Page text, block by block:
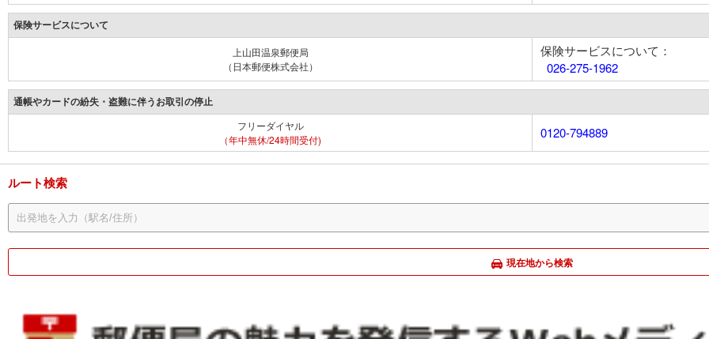
保険サービスについて
上山田温泉郵便局
（日本郵便株式会社）
保険サービスについて：
026-275-1962
通帳やカードの紛失・盗難に伴うお取引の停止
フリーダイヤル
（年中無休/24時間受付)
0120-794889
ルート検索
現在地から検索